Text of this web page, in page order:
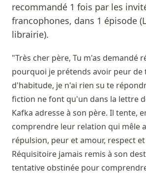
recommandé 1 fois par les
francophones, dans 1 épisode
librairie).
"Très cher père, Tu m'as demandé
pourquoi je prétends avoir peur de
d'habitude, je n'ai rien su te
fiction ne font qu'un dans la lettre
Kafka adresse à son père. Il tente,
comprendre leur relation qui mêle
répulsion, peur et amour, respect
Réquisitoire jamais remis à son
tentative obstinée pour